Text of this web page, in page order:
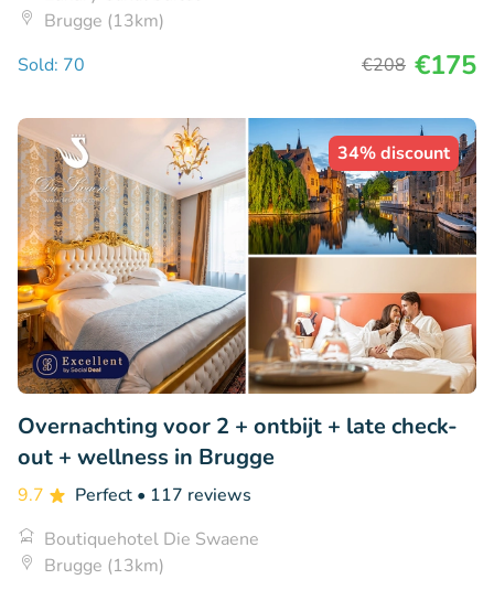
Brugge (13km)
Sold: 70
€208 €175
34% discount
Overnachting voor 2 + ontbijt + late check-
out + wellness in Brugge
9.7 Perfect • 117 reviews
Boutiquehotel Die Swaene
Brugge (13km)